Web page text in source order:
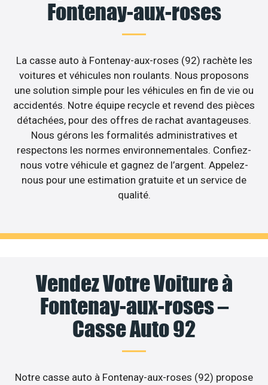
Fontenay-aux-roses
La casse auto à Fontenay-aux-roses (92) rachète les
voitures et véhicules non roulants. Nous proposons
une solution simple pour les véhicules en fin de vie ou
accidentés. Notre équipe recycle et revend des pièces
détachées, pour des offres de rachat avantageuses.
Nous gérons les formalités administratives et
respectons les normes environnementales. Confiez-
nous votre véhicule et gagnez de l’argent. Appelez-
nous pour une estimation gratuite et un service de
qualité.
Vendez Votre Voiture à
Fontenay-aux-roses –
Casse Auto 92
Notre casse auto à Fontenay-aux-roses (92) propose